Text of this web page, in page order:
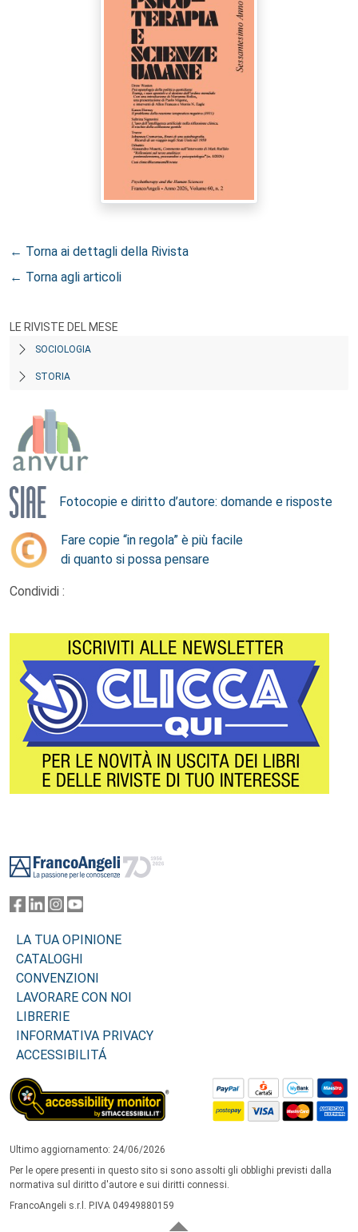
← Torna ai dettagli della Rivista
← Torna agli articoli
LE RIVISTE DEL MESE
SOCIOLOGIA
STORIA
Fotocopie e diritto d’autore: domande e risposte
Fare copie “in regola” è più facile
di quanto si possa pensare
Condividi :
LA TUA OPINIONE
CATALOGHI
CONVENZIONI
LAVORARE CON NOI
LIBRERIE
INFORMATIVA PRIVACY
ACCESSIBILITÁ
Ultimo aggiornamento: 24/06/2026
Per le opere presenti in questo sito si sono assolti gli obblighi previsti dalla
normativa sul diritto d'autore e sui diritti connessi.
FrancoAngeli s.r.l. P.IVA 04949880159